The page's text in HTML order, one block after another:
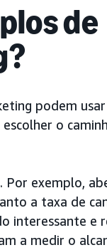
de
podem
o
exemplo,
a taxa de
interessante e
a medir o